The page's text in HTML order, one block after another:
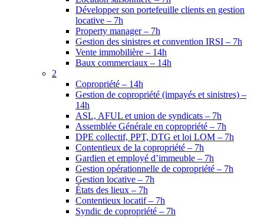
Développer son portefeuille clients en gestion
locative – 7h
Property manager – 7h
Gestion des sinistres et convention IRSI – 7h
Vente immobilière – 14h
Baux commerciaux – 14h
2
Copropriété – 14h
Gestion de copropriété (impayés et sinistres) –
14h
ASL, AFUL et union de syndicats – 7h
Assemblée Générale en copropriété – 7h
DPE collectif, PPT, DTG et loi LOM – 7h
Contentieux de la copropriété – 7h
Gardien et employé d’immeuble – 7h
Gestion opérationnelle de copropriété – 7h
Gestion locative – 7h
États des lieux – 7h
Contentieux locatif – 7h
Syndic de copropriété – 7h